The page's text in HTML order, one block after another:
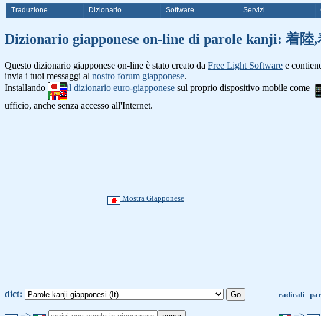
Traduzione Dizionario Software Servizi
Dizionario giapponese on-line di parole kanji: 着
Questo dizionario giapponese on-line è stato creato da Free Light Software e
invia i tuoi messaggi al nostro forum giapponese.
Installando
il dizionario euro-giapponese sul proprio dispositivo mobile come
ufficio, anche senza accesso all'Internet.
Mostra Giapponese
dict: radicali